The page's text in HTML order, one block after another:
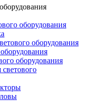
оборудования
оборудования
оборудования